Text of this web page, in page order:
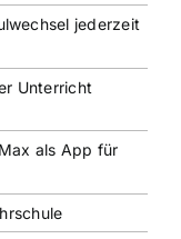
jederzeit
Unterricht
als App für